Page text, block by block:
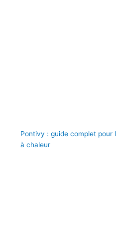
Pontivy : guide complet pour
à chaleur